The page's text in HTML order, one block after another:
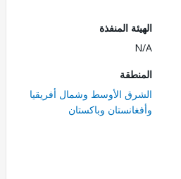
الهيئة المنفذة
الشرق الأوسط وشمال أفريقيا
وأفغانستان وباكستان